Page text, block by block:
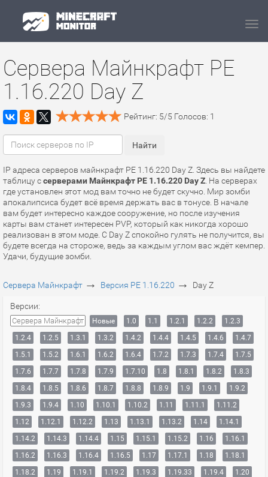
Сервера Майнкрафт PE
1.16.220 Day Z
Рейтинг: 5/5 Голосов: 1
IP адреса серверов майнкрафт PE 1.16.220 Day Z. Здесь вы найдете
таблицу ссерверами Майнкрафт PE 1.16.220 Day Z . На серверах
где установлен этот мод вам точно не будет скучно. Мир зомби
апокалипсиса будет всё время держать вас в тонусе. В начале
вам будет интересно каждое сооружение, но после изучения
карты вам станет интересен PVP, который как никогда хорошо
реализован в этом моде. С Day Z спокойно гулять не получится, вы
будете всегда на стороже, ведь за каждым углом вас ждёт кемпер.
Удачи, будущие зомби.
Сервера Майнкрафт → Версия PE 1.16.220 → Day Z
Версии:
Сервера Майнкрафт Новые 1.0 1.1 1.2.1 1.2.2
1.2.3
1.2.4
1.2.5 1.3.1 1.3.2 1.4.2 1.4.4 1.4.5 1.4.6
1.4.7
1.5.1
1.5.2 1.6.1 1.6.2 1.6.4 1.7.2 1.7.3 1.7.4
1.7.5
1.7.6
1.7.7 1.7.8 1.7.9 1.7.10 1.8 1.8.1 1.8.2
1.8.3
1.8.4
1.8.5 1.8.6 1.8.7 1.8.8 1.8.9 1.9 1.9.1
1.9.2
1.9.3
1.9.4 1.10 1.10.1 1.10.2 1.11 1.11.1
1.11.2
1.12
1.12.1 1.12.2 1.13 1.13.1 1.13.2 1.14
1.14.1
1.14.2
1.14.3 1.14.4 1.15 1.15.1 1.15.2 1.16
1.16.1
1.16.2
1.16.3 1.16.4 1.16.5 1.17 1.17.1 1.18
1.18.1
1.18.2
1.19 1.19.1 1.19.2 1.19.3 1.19.33 1.19.4
1.20